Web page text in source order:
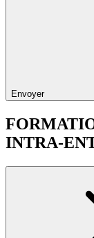
Envoyer
INTRA-